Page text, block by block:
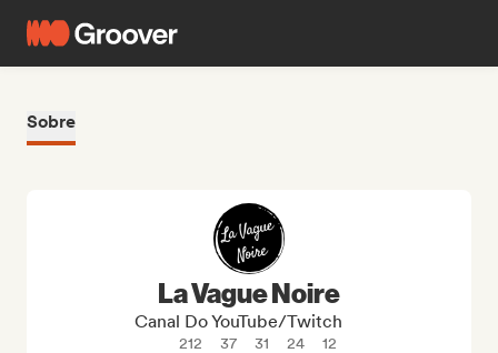
Sobre
La Vague Noire
Canal Do YouTube/Twitch
212 37 31 24 12